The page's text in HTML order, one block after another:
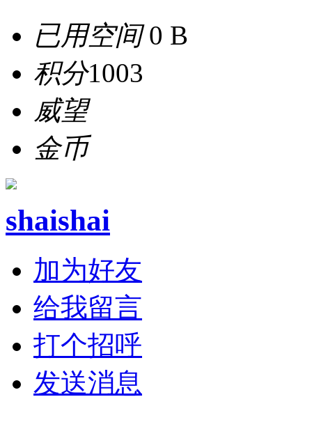
已用空间0 B
积分1003
威望
金币
shaishai
加为好友
给我留言
打个招呼
发送消息